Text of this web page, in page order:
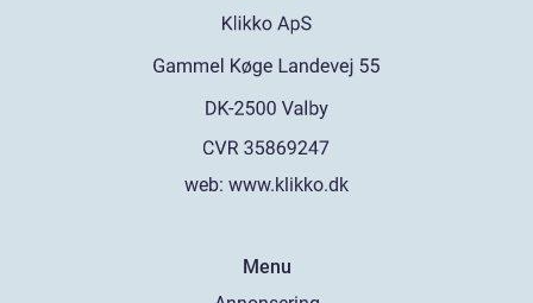
web: www.klikko.dk
Menu